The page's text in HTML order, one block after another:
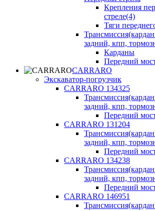
Крепления
стреле(4)
Тяги
задний, кпп,
Карданы
Передний
CARRARO
Экскаватор-погрузчик
CARRARO 134325
задний, кпп,
Передний
CARRARO 131204
задний, кпп,
Передний
CARRARO 134238
задний, кпп,
Передний
CARRARO 146951